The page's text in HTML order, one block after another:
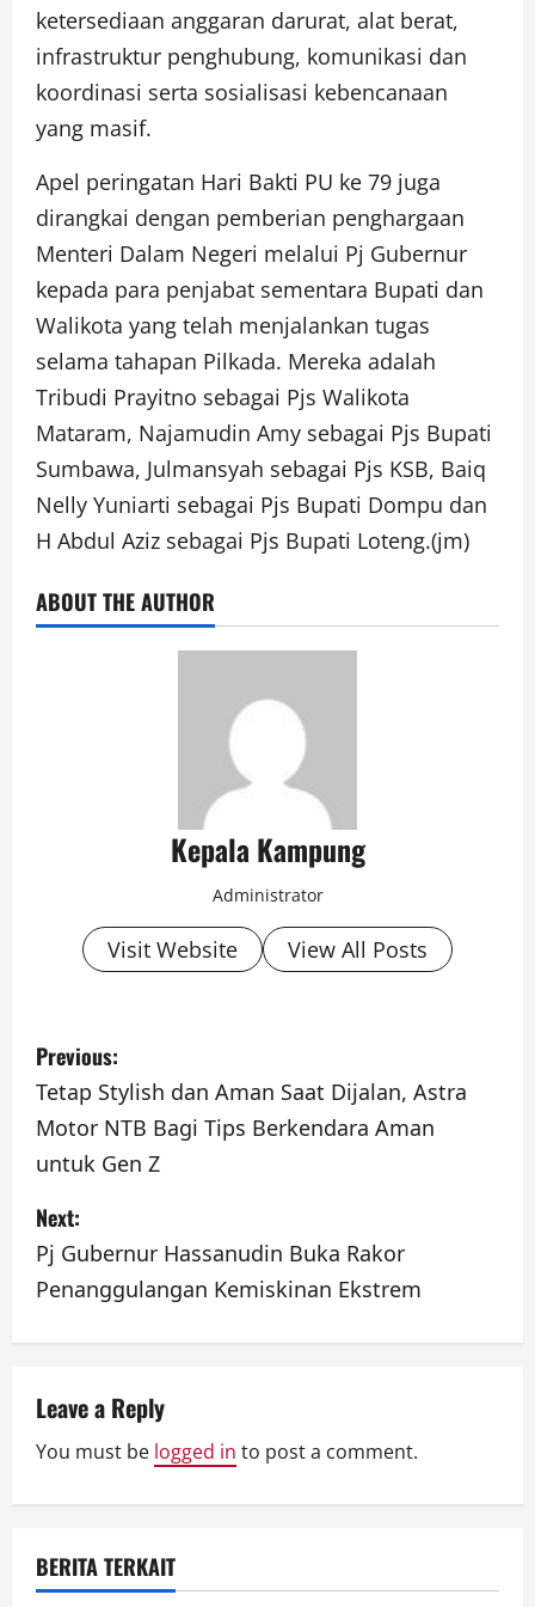
ketersediaan anggaran darurat, alat berat,
infrastruktur penghubung, komunikasi dan
koordinasi serta sosialisasi kebencanaan
yang masif.
Apel peringatan Hari Bakti PU ke 79 juga
dirangkai dengan pemberian penghargaan
Menteri Dalam Negeri melalui Pj Gubernur
kepada para penjabat sementara Bupati dan
Walikota yang telah menjalankan tugas
selama tahapan Pilkada. Mereka adalah
Tribudi Prayitno sebagai Pjs Walikota
Mataram, Najamudin Amy sebagai Pjs Bupati
Sumbawa, Julmansyah sebagai Pjs KSB, Baiq
Nelly Yuniarti sebagai Pjs Bupati Dompu dan
H Abdul Aziz sebagai Pjs Bupati Loteng.(jm)
ABOUT THE AUTHOR
Kepala Kampung
Administrator
Visit Website View All Posts
P
o
s
n
a
v
i
g
a
t
i
Previous:
Tetap Stylish dan Aman Saat Dijalan, Astra
Motor NTB Bagi Tips Berkendara Aman
untuk Gen Z
Next:
Pj Gubernur Hassanudin Buka Rakor
Penanggulangan Kemiskinan Ekstrem
Leave a Reply
You must be logged in to post a comment.
BERITA TERKAIT